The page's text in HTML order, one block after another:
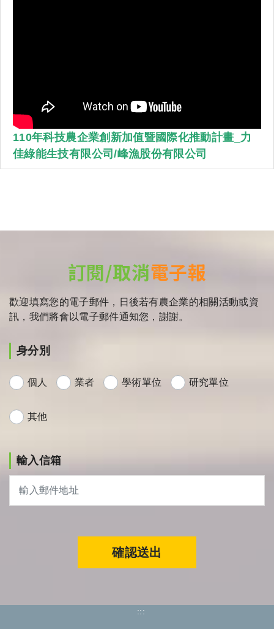
110年科技農企業創新加值暨國際化推動計畫_力
佳綠能生技有限公司/峰漁股份有限公司
訂閱/取消電子報
歡迎填寫您的電子郵件，日後若有農企業的相關活動或資
訊，我們將會以電子郵件通知您，謝謝。
身分別
個人 業者 學術單位 研究單位
其他
輸入信箱
確認送出
:::